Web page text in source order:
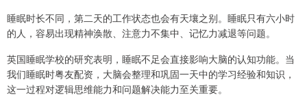
睡眠时长不同，第二天的工作状态也会有天壤之别。睡眠只有六小时
的人，容易出现精神涣散、注意力不集中、记忆力减退等问题。
英国睡眠学校的研究表明，睡眠不足会直接影响大脑的认知功能。当
我们睡眠时粤友配资，大脑会整理和巩固一天中的学习经验和知识，
这一过程对逻辑思维能力和问题解决能力至关重要。